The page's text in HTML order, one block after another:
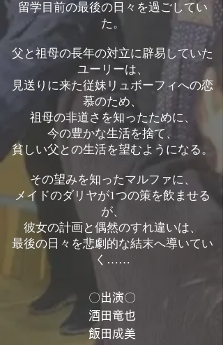
留学目前の最後の日々を過ごしてい
た。
父と祖母の長年の対立に辟易していた
ユーリーは、
見送りに来た従妹リュボーフィへの恋
慕のため、
祖母の非道さを知ったために、
今の豊かな生活を捨て、
貧しい父との生活を望むようになる。
その望みを知ったマルファに、
メイドのダリヤが1つの策を飲ませる
が、
彼女の計画と偶然のすれ違いは、
最後の日々を悲劇的な結末へ導いてい
く……
〇出演〇
酒田竜也
飯田成美